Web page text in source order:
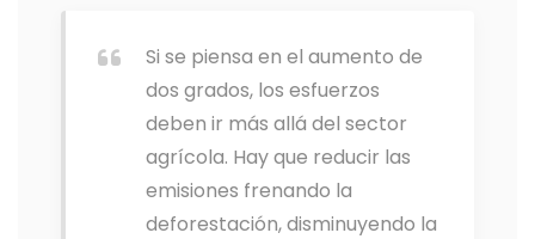
Si se piensa en el aumento de
dos grados, los esfuerzos
deben ir más allá del sector
agrícola. Hay que reducir las
emisiones frenando la
deforestación, disminuyendo la